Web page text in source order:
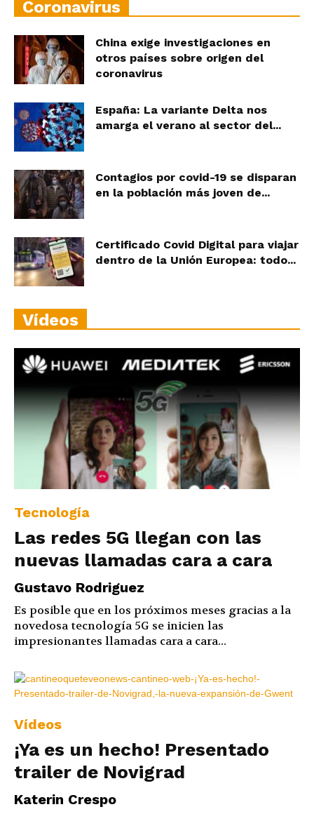
Coronavirus
China exige investigaciones en
otros países sobre origen del
coronavirus
España: La variante Delta nos
amarga el verano al sector del...
Contagios por covid-19 se disparan
en la población más joven de...
Certificado Covid Digital para viajar
dentro de la Unión Europea: todo...
Vídeos
Tecnología
Las redes 5G llegan con las
nuevas llamadas cara a cara
Gustavo Rodriguez
Es posible que en los próximos meses gracias a la
novedosa tecnología 5G se inicien las
impresionantes llamadas cara a cara...
Vídeos
¡Ya es un hecho! Presentado
trailer de Novigrad
Katerin Crespo